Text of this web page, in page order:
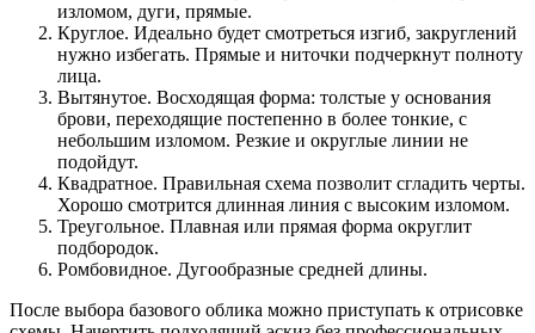
изломом, дуги, прямые.
Круглое. Идеально будет смотреться изгиб, закруглений
нужно избегать. Прямые и ниточки подчеркнут полноту
лица.
Вытянутое. Восходящая форма: толстые у основания
брови, переходящие постепенно в более тонкие, с
небольшим изломом. Резкие и округлые линии не
подойдут.
Квадратное. Правильная схема позволит сгладить черты.
Хорошо смотрится длинная линия с высоким изломом.
Треугольное. Плавная или прямая форма округлит
подбородок.
Ромбовидное. Дугообразные средней длины.
После выбора базового облика можно приступать к отрисовке